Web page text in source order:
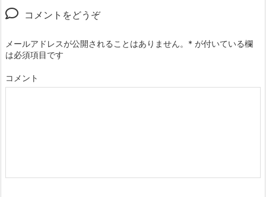
コメントをどうぞ
メールアドレスが公開されることはありません。 * が付いている欄
は必須項目です
コメント